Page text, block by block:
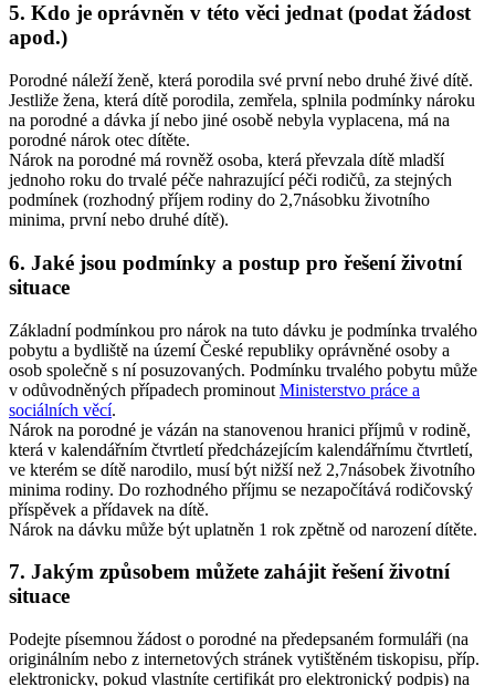
5. Kdo je oprávněn v této věci jednat (podat žádost
apod.)
Porodné náleží ženě, která porodila své první nebo druhé živé dítě.
Jestliže žena, která dítě porodila, zemřela, splnila podmínky nároku
na porodné a dávka jí nebo jiné osobě nebyla vyplacena, má na
porodné nárok otec dítěte.
Nárok na porodné má rovněž osoba, která převzala dítě mladší
jednoho roku do trvalé péče nahrazující péči rodičů, za stejných
podmínek (rozhodný příjem rodiny do 2,7násobku životního
minima, první nebo druhé dítě).
6. Jaké jsou podmínky a postup pro řešení životní
situace
Základní podmínkou pro nárok na tuto dávku je podmínka trvalého
pobytu a bydliště na území České republiky oprávněné osoby a
osob společně s ní posuzovaných. Podmínku trvalého pobytu může
v odůvodněných případech prominout Ministerstvo práce a
sociálních věcí.
Nárok na porodné je vázán na stanovenou hranici příjmů v rodině,
která v kalendářním čtvrtletí předcházejícím kalendářnímu čtvrtletí,
ve kterém se dítě narodilo, musí být nižší než 2,7násobek životního
minima rodiny. Do rozhodného příjmu se nezapočítává rodičovský
příspěvek a přídavek na dítě.
Nárok na dávku může být uplatněn 1 rok zpětně od narození dítěte.
7. Jakým způsobem můžete zahájit řešení životní
situace
Podejte písemnou žádost o porodné na předepsaném formuláři (na
originálním nebo z internetových stránek vytištěném tiskopisu, příp.
elektronicky, pokud vlastníte certifikát pro elektronický podpis) na